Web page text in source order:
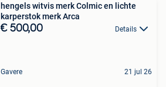
hengels witvis merk Colmic en lichte
karperstok merk Arca
€ 500,00 Details
Gavere 21 jul 26